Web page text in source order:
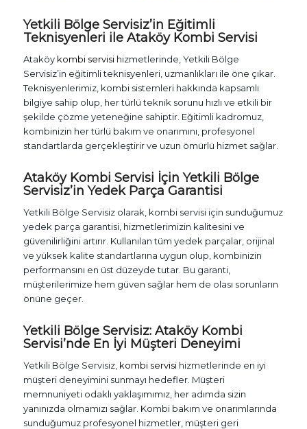
Yetkili Bölge Servisiz’in Eğitimli
Teknisyenleri ile Ataköy Kombi Servisi
Ataköy kombi servisihizmetlerinde, Yetkili Bölge
Servisiz’in eğitimli teknisyenleri, uzmanlıkları ile öne çıkar.
Teknisyenlerimiz, kombi sistemleri hakkında kapsamlı
bilgiye sahip olup, her türlü teknik sorunu hızlı ve etkili bir
şekilde çözme yeteneğine sahiptir. Eğitimli kadromuz,
kombinizin her türlü bakım ve onarımını, profesyonel
standartlarda gerçekleştirir ve uzun ömürlü hizmet sağlar.
Ataköy Kombi Servisi İçin Yetkili Bölge
Servisiz’in Yedek Parça Garantisi
Yetkili Bölge Servisiz olarak, kombi servisi için sunduğumuz
yedek parça garantisi, hizmetlerimizin kalitesini ve
güvenilirliğini artırır. Kullanılan tüm yedek parçalar, orijinal
ve yüksek kalite standartlarına uygun olup, kombinizin
performansını en üst düzeyde tutar. Bu garanti,
müşterilerimize hem güven sağlar hem de olası sorunların
önüne geçer.
Yetkili Bölge Servisiz: Ataköy Kombi
Servisi’nde En İyi Müşteri Deneyimi
Yetkili Bölge Servisiz, kombi servisihizmetlerinde en iyi
müşteri deneyimini sunmayı hedefler. Müşteri
memnuniyeti odaklı yaklaşımımız, her adımda sizin
yanınızda olmamızı sağlar. Kombi bakım ve onarımlarında
sunduğumuz profesyonel hizmetler, müşteri geri